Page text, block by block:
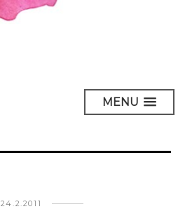
MENU
24.2.2011